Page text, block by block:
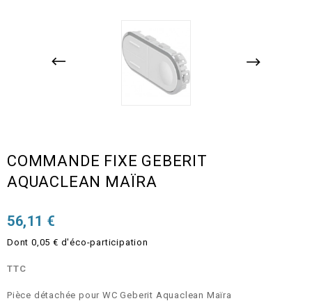
COMMANDE FIXE GEBERIT
AQUACLEAN MAÏRA
56,11 €
Dont 0,05 € d'éco-participation
TTC
Pièce détachée pour WC Geberit Aquaclean Maïra